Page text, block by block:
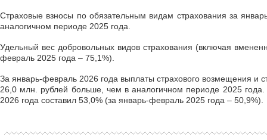
Страховые взносы по обязательным видам страхования за
аналогичном периоде 2025 года.
Удельный вес добровольных видов страхования (включая
февраль 2025 года – 75,1%).
За январь-февраль 2026 года выплаты страхового возмещения и
26,0 млн. рублей больше, чем в аналогичном периоде 2025
2026 года составил 53,0% (за январь-февраль 2025 года – 50,9%).